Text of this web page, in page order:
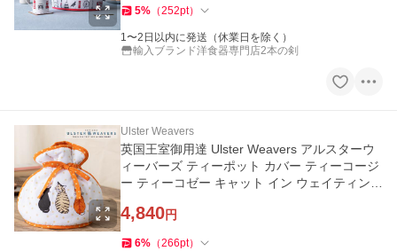
5% （252pt）
1〜2日以内に発送（休業日を除く）
輸入ブランド洋食器専門店2本の剣
Ulster Weavers
英国王室御用達 Ulster Weavers アルスターウ
ィーバーズ ティーポット カバー ティーコージ
ー ティーコゼー キャット イン ウェイティング
4,840円
6% （266pt）